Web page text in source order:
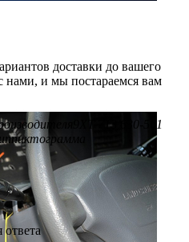
доставки до вашего
нами, и мы постараемся вам
9XT 713 630-501
пиктограмма
ответа